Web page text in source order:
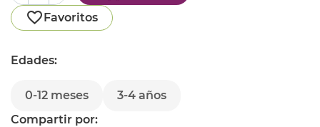
Favoritos
Edades:
0-12 meses
3-4 años
Compartir por: